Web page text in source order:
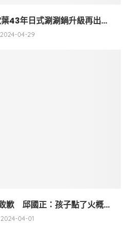
43年日式涮涮鍋升級再出...
2024-04-29
歉 邱國正：孩子點了火概...
2024-04-01